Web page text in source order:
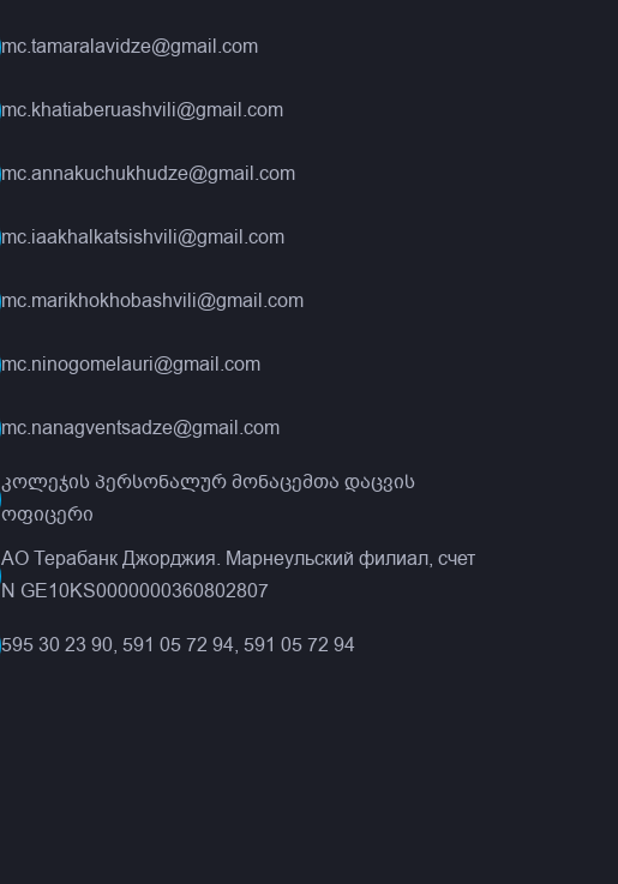
mc.tamaralavidze@gmail.com
mc.khatiaberuashvili@gmail.com
mc.annakuchukhudze@gmail.com
mc.iaakhalkatsishvili@gmail.com
mc.marikhokhobashvili@gmail.com
mc.ninogomelauri@gmail.com
mc.nanagventsadze@gmail.com
კოლეჯის პერსონალურ მონაცემთა დაცვის
ოფიცერი
АО Терабанк Джорджия. Марнеульский филиал, счет
N GE10KS0000000360802807
595 30 23 90, 591 05 72 94, 591 05 72 94